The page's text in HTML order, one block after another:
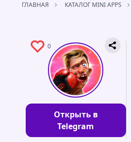
ГЛАВНАЯ КАТАЛОГ MINI APPS
0
Открыть в
Telegram